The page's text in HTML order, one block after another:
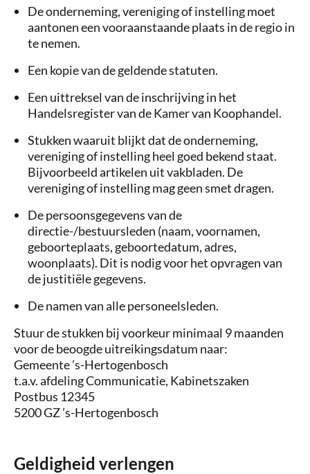
De onderneming, vereniging of instelling moet
aantonen een vooraanstaande plaats in de regio in
te nemen.
Een kopie van de geldende statuten.
Een uittreksel van de inschrijving in het
Handelsregister van de Kamer van Koophandel.
Stukken waaruit blijkt dat de onderneming,
vereniging of instelling heel goed bekend staat.
Bijvoorbeeld artikelen uit vakbladen. De
vereniging of instelling mag geen smet dragen.
De persoonsgegevens van de
directie-/bestuursleden (naam, voornamen,
geboorteplaats, geboortedatum, adres,
woonplaats). Dit is nodig voor het opvragen van
de justitiële gegevens.
De namen van alle personeelsleden.
Stuur de stukken bij voorkeur minimaal 9 maanden
voor de beoogde uitreikingsdatum naar:
Gemeente ’s-Hertogenbosch
t.a.v. afdeling Communicatie, Kabinetszaken
Postbus 12345
5200 GZ ’s-Hertogenbosch
Geldigheid verlengen